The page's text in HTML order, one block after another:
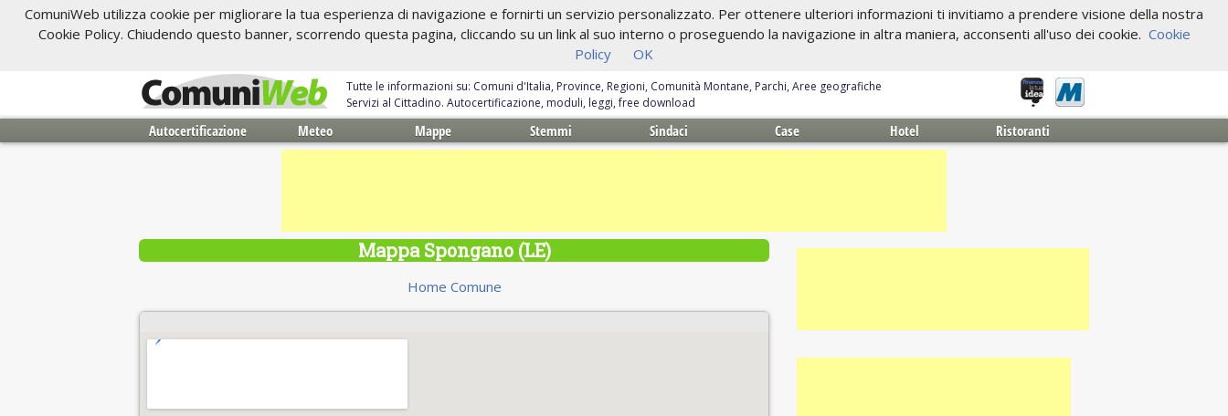
ComuniWeb utilizza cookie per migliorare la tua esperienza di navigazione e fornirti un servizio personalizzato. Per ottenere ulteriori informazioni ti invitiamo a prendere visione della nostra
Cookie Policy. Chiudendo questo banner, scorrendo questa pagina, cliccando su un link al suo interno o proseguendo la navigazione in altra maniera, acconsenti all'uso dei cookie. Cookie
Policy
OK
Tutte le informazioni su: Comuni d'Italia, Province, Regioni, Comunità Montane, Parchi, Aree geografiche
Servizi al Cittadino. Autocertificazione, moduli, leggi, free download
Autocertificazione Meteo Mappe Stemmi Sindaci Case Hotel Ristoranti
Mappa Spongano (LE)
Home Comune